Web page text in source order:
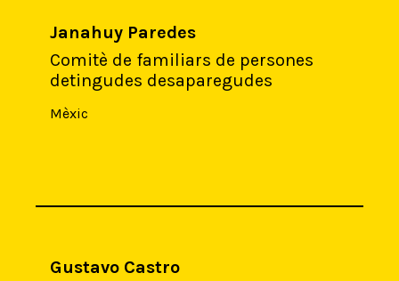
Janahuy Paredes
Comitè de familiars de persones
detingudes desaparegudes
Mèxic
Gustavo Castro